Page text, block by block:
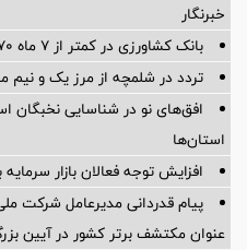
خبرنگار
بانک کشاورزی در کمتر از ۷ ماه ۷۰ همت «نوی‌پو» صادر کرد
تردد در شلمچه از مرز یک و نیم
افق‌های نو در شناسایی نخبگان
استان‌ها
افزایش توجه فعالان بازار
پیام قدردانی مدیرعامل شرکت
عنوان مکتشف برتر کشور در آیین